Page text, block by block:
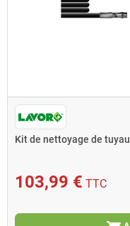
Kit de nettoyage de
103,99 € TTC